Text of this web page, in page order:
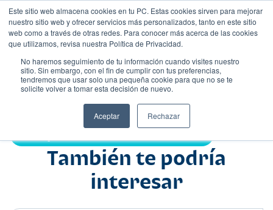
Este sitio web almacena cookies en tu PC. Estas cookies sirven para mejorar
nuestro sitio web y ofrecer servicios más personalizados, tanto en este sitio
web como a través de otras redes. Para conocer más acerca de las cookies
que utilizamos, revisa nuestra Política de Privacidad.
No haremos seguimiento de tu información cuando visites nuestro
sitio. Sin embargo, con el fin de cumplir con tus preferencias,
tendremos que usar solo una pequeña cookie para que no se te
solicite volver a tomar esta decisión de nuevo.
Aceptar Rechazar
Nombre
También te podría
interesar